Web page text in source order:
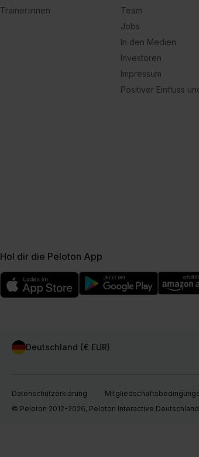
Trainer:innen
Team
Jobs
In den Medien
Investoren
Impressum
Positiver Einfluss
Hol dir die Peloton App
Deutschland (€ EUR)
Datenschutzerklärung
© Peloton 2012-2026, Peloton Interactive